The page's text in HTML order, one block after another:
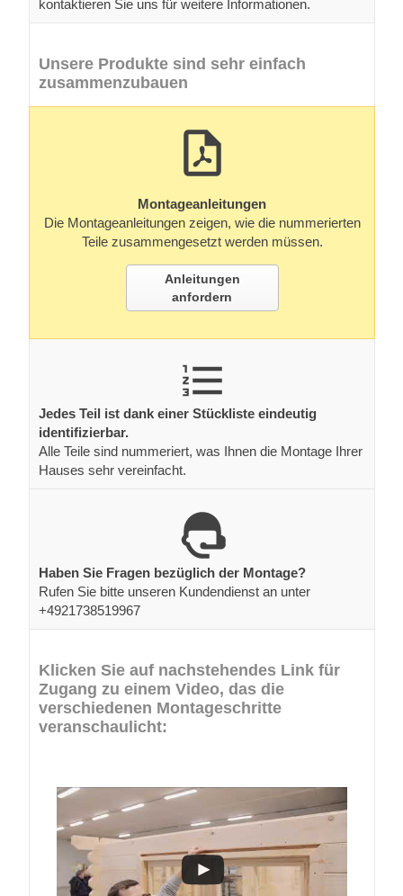
kontaktieren Sie uns für weitere Informationen.
Unsere Produkte sind sehr einfach
zusammenzubauen
Montageanleitungen
Die Montageanleitungen zeigen, wie die nummerierten
Teile zusammengesetzt werden müssen.
Anleitungen
anfordern
Jedes Teil ist dank einer Stückliste eindeutig
identifizierbar.
Alle Teile sind nummeriert, was Ihnen die Montage Ihrer
Hauses sehr vereinfacht.
Haben Sie Fragen bezüglich der Montage?
Rufen Sie bitte unseren Kundendienst an unter
+4921738519967
Klicken Sie auf nachstehendes Link für
Zugang zu einem Video, das die
verschiedenen Montageschritte
veranschaulicht: